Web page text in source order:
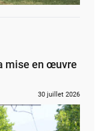
mise en œuvre
30 juillet 2026